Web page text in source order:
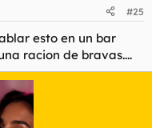
#25
esto en un bar
racion de bravas....